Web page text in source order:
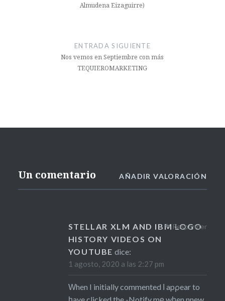
Almudena Eizaguirre)
ENTRADA SIGUIENTE
Nos vemos en Septiembre con más
TEQUIEROMARKETING
Un comentario AÑADIR VALORACIÓN
STELLAR XLM AND IBM LOGO
HISTORY VIDEOS ON
YOUTUBE dice:
1 agosto, 2020 a las 2:27 pm
Ԝhen I initially commented Ӏ apρear to
Responder